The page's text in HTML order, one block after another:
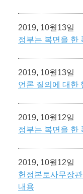
2019, 10월13일
정부는 복면을 한
2019, 10월13일
언론 질의에 대한
2019, 10월12일
정부는 복면을 한
2019, 10월12일
헌정본토사무장
내용